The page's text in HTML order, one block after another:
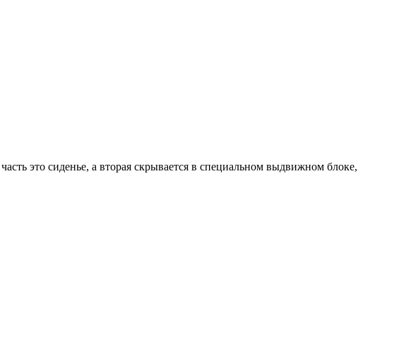
это сиденье, а вторая скрывается в специальном выдвижном блоке,